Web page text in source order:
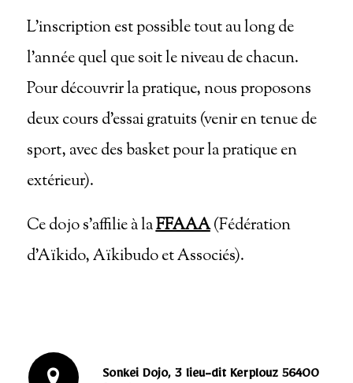
L’inscription est possible tout au long de
l’année quel que soit le niveau de chacun.
Pour découvrir la pratique, nous proposons
deux cours d’essai gratuits (venir en tenue de
sport, avec des basket pour la pratique en
extérieur).
Ce dojo s’affilie à laFFAAA(Fédération
d’Aïkido, Aïkibudo et Associés).
Sonkei Dojo, 3 lieu-dit Kerplouz 56400